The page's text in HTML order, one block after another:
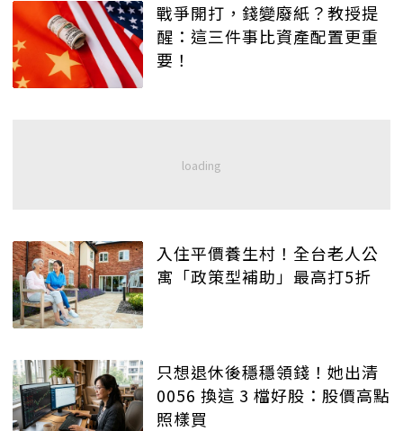
戰爭開打，錢變廢紙？教授提
醒：這三件事比資產配置更重
要！
入住平價養生村！全台老人公
寓「政策型補助」最高打5折
只想退休後穩穩領錢！她出清
0056 換這 3 檔好股：股價高點
照樣買